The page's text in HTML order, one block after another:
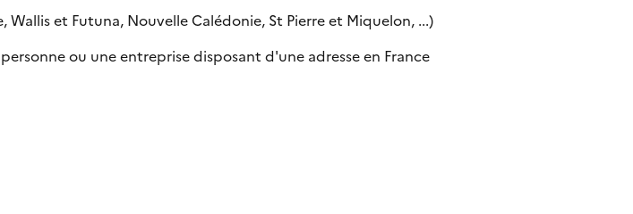
Wallis et Futuna, Nouvelle Calédonie, St Pierre et Miquelon, ...)
ou une entreprise disposant d'une adresse en France